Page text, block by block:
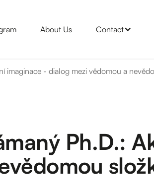
About Us Contact
imaginace - dialog mezi vědomou a
Ph.D.: